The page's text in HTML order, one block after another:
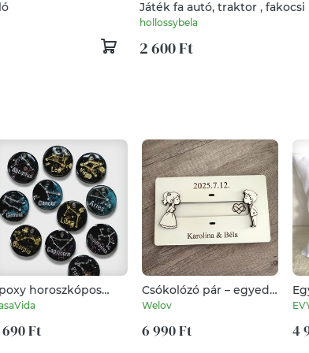
Játék fa autó, traktor , fakocsi
hollossybela
2 600 Ft
horoszkópos
– kézzel
Ft
Csókolózó pár – egyedi
esküvői pénzátadó
Welov
6 990 Ft 4